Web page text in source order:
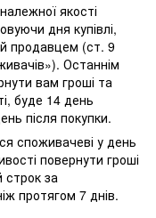
якості
дня купівлі,
продавцем (ст. 9
Останнім
вам гроші та
буде 14 день
після покупки.
споживачеві у день
повернути гроші
строк за
протягом 7 днів.